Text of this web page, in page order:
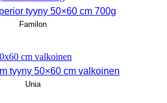
tyyny 50×60 cm 700g
Familon
tyyny 50×60 cm valkoinen
Unia